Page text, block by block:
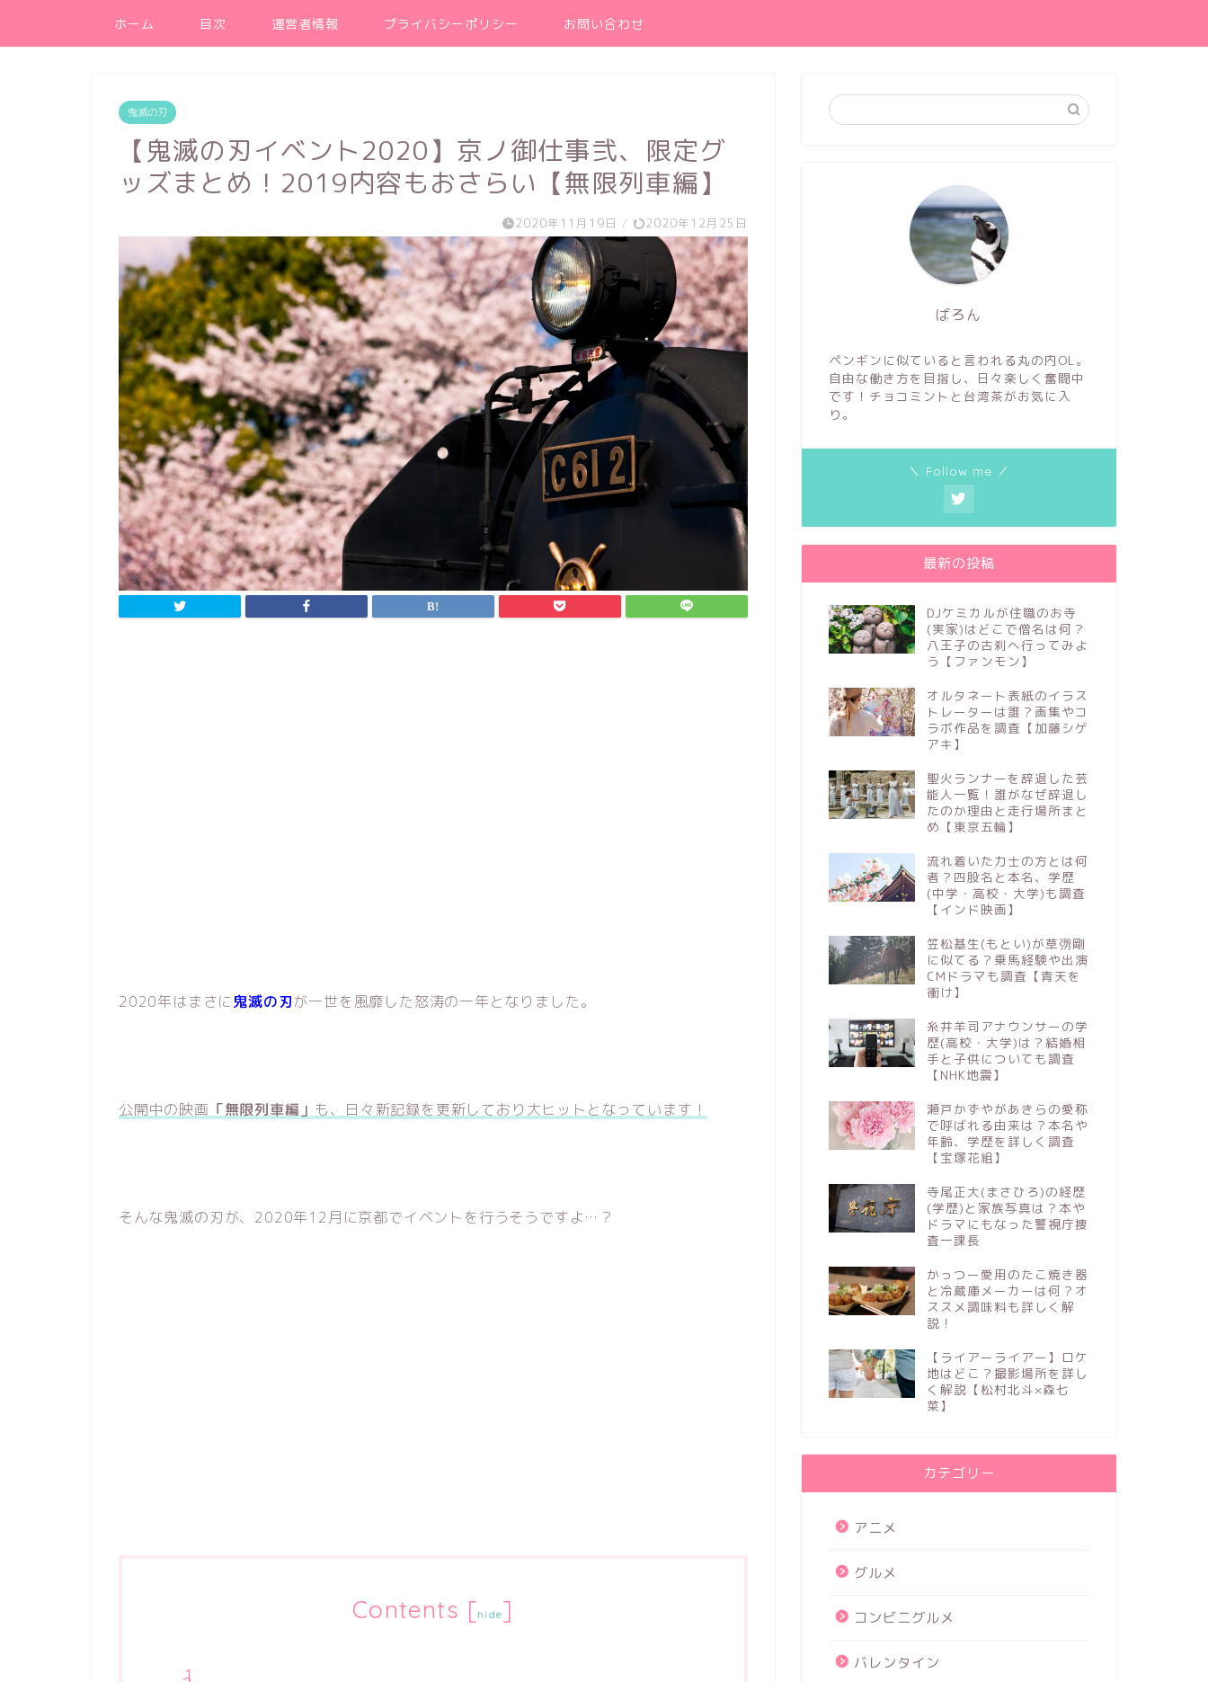
ホーム 目次 運営者情報 プライバシーポリシー お問い合わせ
鬼滅の刃
【鬼滅の刃イベント2020】京ノ御仕事弐、限定グ
ッズまとめ！2019内容もおさらい【無限列車編】
2020年11月19日 / 2020年12月25日
2020年はまさに鬼滅の刃が一世を風靡した怒涛の一年となりました。
公開中の映画 「無限列車編」 も、日々新記録を更新しており大ヒットとなっています！
そんな鬼滅の刃が、2020年12月に京都でイベントを行うそうですよ…？
Contents [hide]
ばろん
ペンギンに似ていると言われる丸の内OL。
自由な働き方を目指し、日々楽しく奮闘中
です！チョコミントと台湾茶がお気に入
り。
＼ Follow me ／
最新の投稿
DJケミカルが住職のお寺
(実家)はどこで僧名は何？
八王子の古刹へ行ってみよ
う【ファンモン】
オルタネート表紙のイラス
トレーターは誰？画集やコ
ラボ作品を調査【加藤シゲ
アキ】
聖火ランナーを辞退した芸
能人一覧！誰がなぜ辞退し
たのか理由と走行場所まと
め【東京五輪】
流れ着いた力士の方とは何
者？四股名と本名、学歴
(中学・高校・大学)も調査
【インド映画】
笠松基生(もとい)が草彅剛
に似てる？乗馬経験や出演
CMドラマも調査【青天を
衝け】
糸井羊司アナウンサーの学
歴(高校・大学)は？結婚相
手と子供についても調査
【NHK地震】
瀬戸かずやがあきらの愛称
で呼ばれる由来は？本名や
年齢、学歴を詳しく調査
【宝塚花組】
寺尾正大(まさひろ)の経歴
(学歴)と家族写真は？本や
ドラマにもなった警視庁捜
査一課長
かっつー愛用のたこ焼き器
と冷蔵庫メーカーは何？オ
ススメ調味料も詳しく解
説！
【ライアーライアー】ロケ
地はどこ？撮影場所を詳し
く解説【松村北斗×森七
菜】
カテゴリー
アニメ
グルメ
コンビニグルメ
バレンタイン